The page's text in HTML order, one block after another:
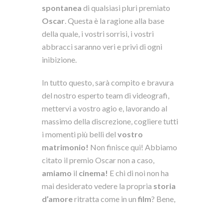
spontanea di qualsiasi pluri premiato
Oscar. Questa è la ragione alla base
della quale, i vostri sorrisi, i vostri
abbracci saranno veri e privi di ogni
inibizione.
In tutto questo, sarà compito e bravura
del nostro esperto team di videografi,
mettervi a vostro agio e, lavorando al
massimo della discrezione, cogliere tutti
i momenti più belli del vostro
matrimonio! Non finisce qui! Abbiamo
citato il premio Oscar non a caso,
amiamo il cinema! E chi di noi non ha
mai desiderato vedere la propria storia
d’amoreritratta come in un film? Bene,